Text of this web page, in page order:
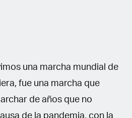
una marcha mundial de
fue una marcha que
de años que no
de la pandemia, con la